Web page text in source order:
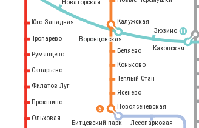
6
11
Калужская
Беляево
Коньково
Тёплый Стан
Ясенево
Новоясеневская
Саларьево
Румянцево
Тропарёво
Юго-Западная
Битцевский парк Лесопарковая
Каховская
Филатов Луг
Прокшино
Ольховая
Зюзино
Воронцовская